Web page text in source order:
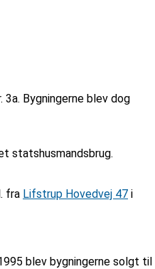
Bygningerne blev dog
statshusmandsbrug.
fra Lifstrup Hovedvej 47 i
blev bygningerne solgt til